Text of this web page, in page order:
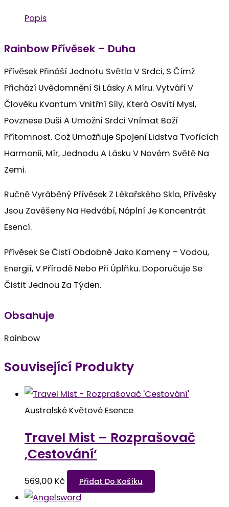
Popis
Rainbow Přívěsek – Duha
Přívěsek Přináší Jednotu Světla V Srdci, S Čímž
Přichází Uvědomnění Si Lásky A Míru. Vytváří V
Člověku Kvantum Vnitřní Síly, Která Osvítí Mysl,
Povznese Duši A Umožní Srdci Vnímat Boží
Přítomnost. Což Umožňuje Spojení Lidstva Tvořících
Harmonii, Mír, Jednodu A Lásku V Novém Světě Na
Zemi.
Ručně Vyráběný Přívěsek Z Lékařského Skla, Přívěsky
Jsou Zavěšeny Na Hedvábí, Náplní Je Koncentrát
Esencí.
Přívěsek Se Čistí Obdobně Jako Kameny – Vodou,
Energií, V Přírodě Nebo Při Úplňku. Doporučuje Se
Čistit Jednou Za Týden.
Obsahuje
Rainbow
Související Produkty
Australské Květové Esence
Travel Mist – Rozprašovač
‚Cestování‘
569,00 Kč Přidat Do Košíku